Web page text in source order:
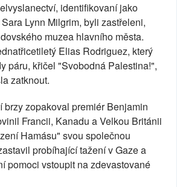
identifikovaní jako
Lynn Milgrim, byli zastřeleni,
muzea hlavního města.
Elias Rodriguez, který
páru, křičel "Svobodná Palestina!",
zatknout.
brzy zopakoval premiér Benjamin
Francii, Kanadu a Velkou Británii
Hamásu" svou společnou
probíhající tažení v Gaze a
pomoci vstoupit na zdevastované